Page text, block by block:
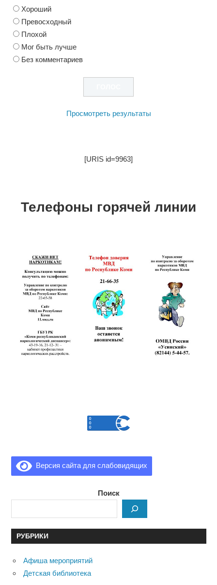
Хороший
Превосходный
Плохой
Мог быть лучше
Без комментариев
Просмотреть результаты
[URIS id=9963]
Телефоны горячей линии
Версия сайта для слабовидящих
Поиск
РУБРИКИ
Афиша мероприятий
Детская библиотека